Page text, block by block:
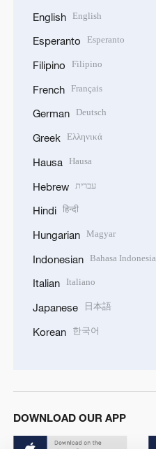
English English
Esperanto Esperanto
Filipino Filipino
French Français
German Deutsch
Greek Ελληνικά
Hausa Hausa
Hebrew עברית
Hindi हिन्दी
Hungarian Magyar
Indonesian Bahasa Indonesia
Italian Italiano
Japanese 日本語
Korean 한국어
DOWNLOAD OUR APP